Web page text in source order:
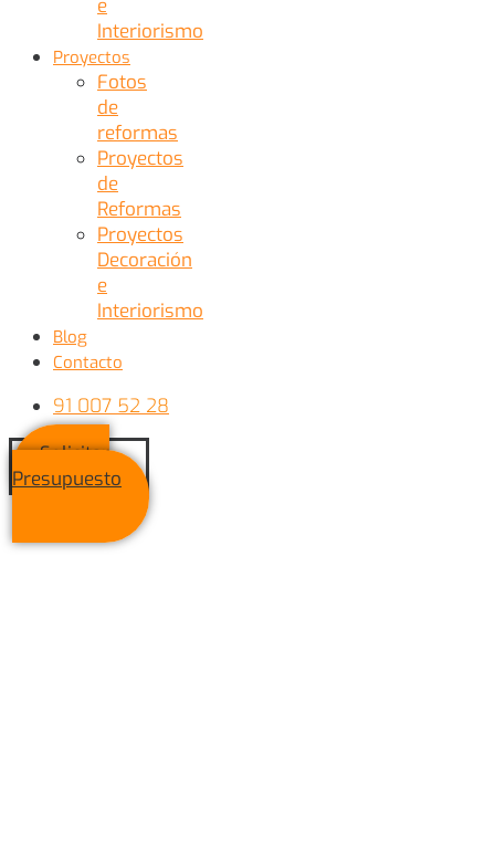
e
Interiorismo
Proyectos
Fotos
de
reformas
Proyectos
de
Reformas
Proyectos
Decoración
e
Interiorismo
Blog
Contacto
91 007 52 28
Solicitar
Presupuesto